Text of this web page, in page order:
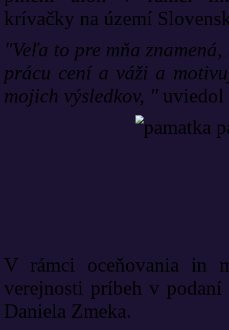
krívačky na území
"Veľa to pre mňa
prácu cení a váži a
mojich výsledkov, " uviedol
V rámci oceňovania in
verejnosti príbeh v podaní
Daniela Zmeka.